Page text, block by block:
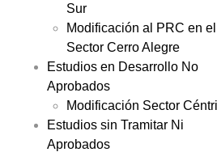
Sur
Modificación al PRC en el
Sector Cerro Alegre
Estudios en Desarrollo No
Aprobados
Modificación Sector
Estudios sin Tramitar Ni
Aprobados